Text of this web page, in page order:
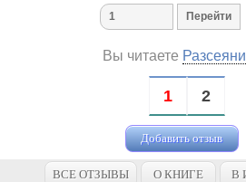
Вы читаете
1 2
Добавить отзыв
ВСЕ ОТЗЫВЫ О КНИГЕ В